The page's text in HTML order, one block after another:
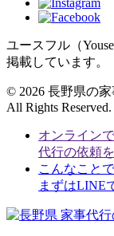
ユースフル（
掲載しています。
© 2026 長野県の
All Rights Reserved.
オンライン
代行の依頼
こんなこと
まずはLINE